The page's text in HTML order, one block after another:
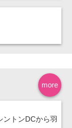
more
ントンDCから羽